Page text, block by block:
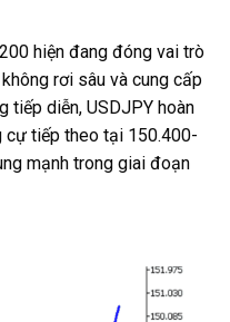
hiện đang đóng vai trò
rơi sâu và cung cấp
tiếp diễn, USDJPY hoàn
cự tiếp theo tại 150.400-
mạnh trong giai đoạn